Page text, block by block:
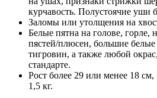
курчавость. Полустоячие уши
Заломы или утолщения на
Белые пятна на голове, горле,
пястей/плюсен, большие
тигровин, а также любой
стандарте.
Рост более 29 или менее 18
1,5 кг.